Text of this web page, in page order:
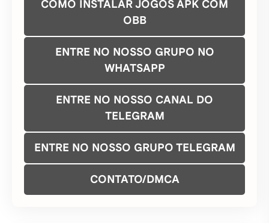
TELEGRAM
ENTRE NO NOSSO GRUPO TELEGRAM
CONTATO/DMCA
Baixe nosso aplicativo gratuito na Google Play
baixar em seu celular Android e de forma rápido e